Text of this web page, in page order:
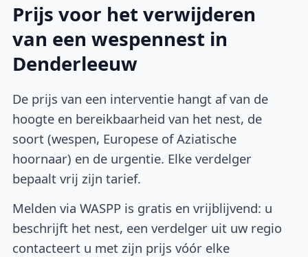
Prijs voor het verwijderen
van een wespennest in
Denderleeuw
De prijs van een interventie hangt af van de
hoogte en bereikbaarheid van het nest, de
soort (wespen, Europese of Aziatische
hoornaar) en de urgentie. Elke verdelger
bepaalt vrij zijn tarief.
Melden via WASPP is gratis en vrijblijvend: u
beschrijft het nest, een verdelger uit uw regio
contacteert u met zijn prijs vóór elke